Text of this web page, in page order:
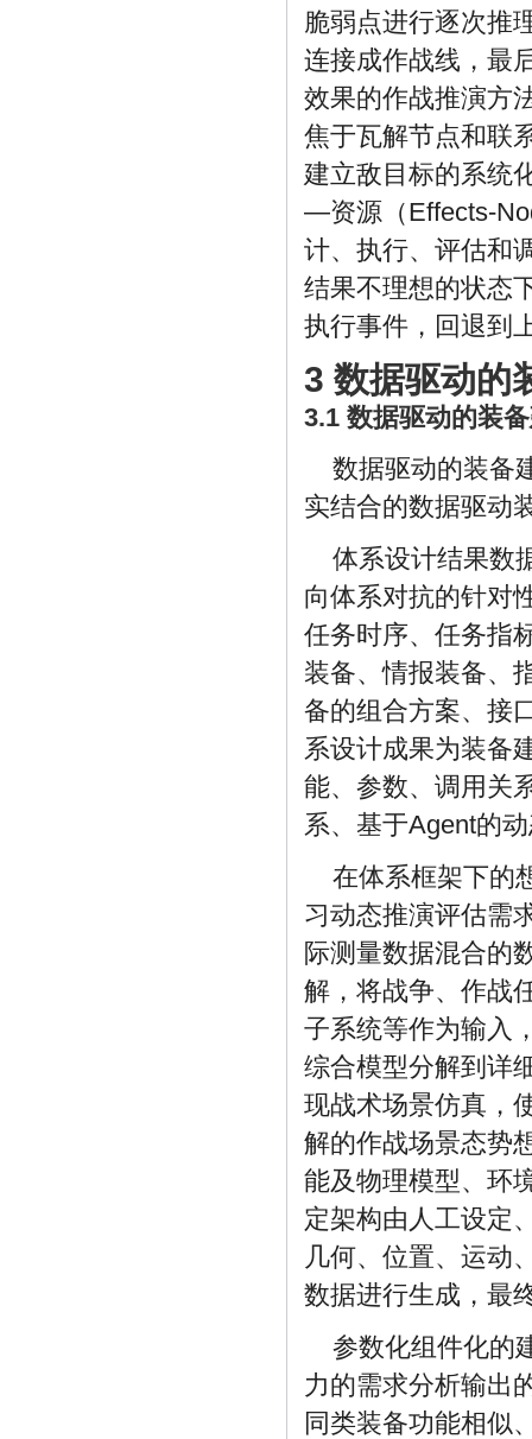
脆弱点进行逐次推
连接成作战线，最
效果的作战推演方
焦于瓦解节点和联
建立敌目标的系统
—资源（Effects-
计、执行、评估和
结果不理想的状态
执行事件，回退到
3 数据驱动的
3.1 数据驱动的装
数据驱动的装备
实结合的数据驱动
体系设计结果数
向体系对抗的针对
任务时序、任务指
装备、情报装备、
备的组合方案、接
系设计成果为装备
能、参数、调用关
系、基于Agent的
在体系框架下的
习动态推演评估需
际测量数据混合的
解，将战争、作战
子系统等作为输入
综合模型分解到详
现战术场景仿真，
解的作战场景态势
能及物理模型、环
定架构由人工设定
几何、位置、运动
数据进行生成，最
参数化组件化的
力的需求分析输出
同类装备功能相似